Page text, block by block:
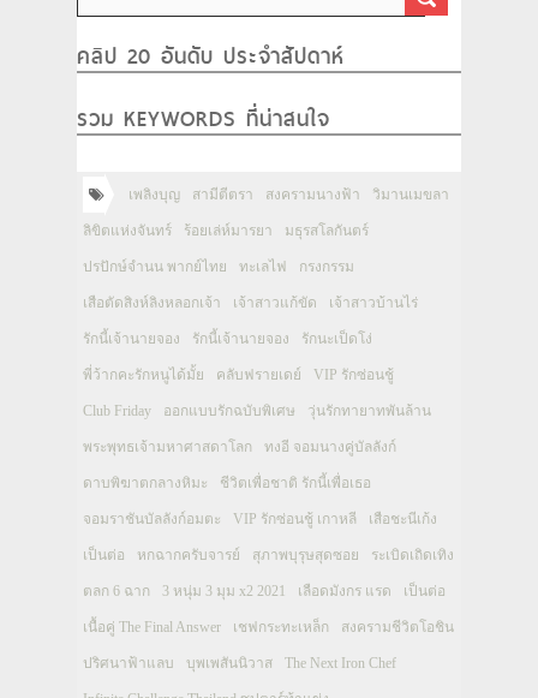
คลิป 20 อันดับ ประจำสัปดาห์
รวม KEYWORDS ที่น่าสนใจ
เพลิงบุญ สามีตีตรา สงครามนางฟ้า วิมานเมขลา
ลิขิตแห่งจันทร์ ร้อยเล่ห์มารยา มธุรสโลกันตร์
ปรปักษ์จำนน พากย์ไทย ทะเลไฟ กรงกรรม
เสือตัดสิงห์ลิงหลอกเจ้า เจ้าสาวแก้ขัด เจ้าสาวบ้านไร่
รักนี้เจ้านายจอง รักนี้เจ้านายจอง รักนะเป็ดโง่
พี่ว้ากคะรักหนูได้มั้ย คลับฟรายเดย์ VIP รักซ่อนชู้
Club Friday ออกแบบรักฉบับพิเศษ วุ่นรักทายาทพันล้าน
พระพุทธเจ้ามหาศาสดาโลก ทงอี จอมนางคู่บัลลังก์
ดาบพิฆาตกลางหิมะ ชีวิตเพื่อชาติ รักนี้เพื่อเธอ
จอมราชันบัลลังก์อมตะ VIP รักซ่อนชู้ เกาหลี เสือชะนีเก้ง
เป็นต่อ หกฉากครับจารย์ สุภาพบุรุษสุดซอย ระเบิดเถิดเทิง
ตลก 6 ฉาก 3 หนุ่ม 3 มุม x2 2021 เลือดมังกร แรด เป็นต่อ
เนื้อคู่ The Final Answer เชฟกระทะเหล็ก สงครามชีวิตโอชิน
ปริศนาฟ้าแลบ บุพเพสันนิวาส The Next Iron Chef